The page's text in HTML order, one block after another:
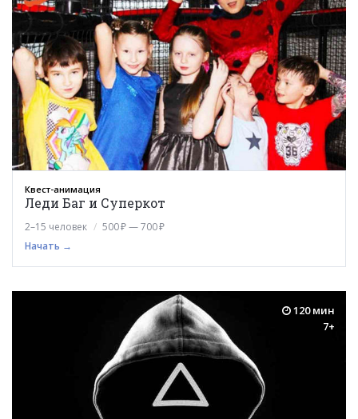
Квест-анимация
Леди Баг и Суперкот
2–15 человек
500 ₽ — 700 ₽
Начать →
120 мин
7+